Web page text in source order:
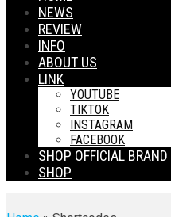
NEWS
REVIEW
INFO
ABOUT US
LINK
YOUTUBE
TIKTOK
INSTAGRAM
FACEBOOK
SHOP OFFICIAL BRAND
SHOP